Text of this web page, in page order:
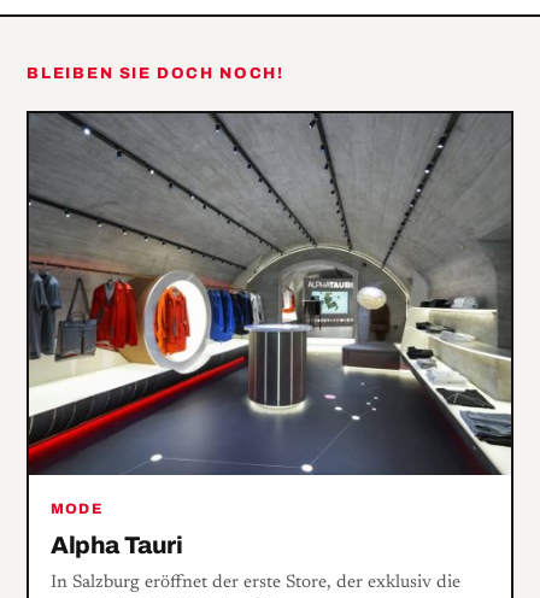
BLEIBEN SIE DOCH NOCH!
MODE
Alpha Tauri
In Salzburg eröffnet der erste Store, der exklusiv die